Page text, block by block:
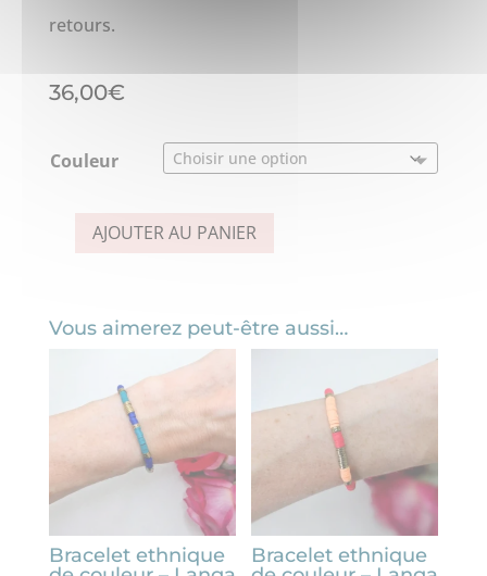
retours.
36,00€
Couleur
quantité
Collier
couleur
Langa
AJOUTER AU PANIER
Vous aimerez peut-être aussi…
Bracelet ethnique
Bracelet ethnique